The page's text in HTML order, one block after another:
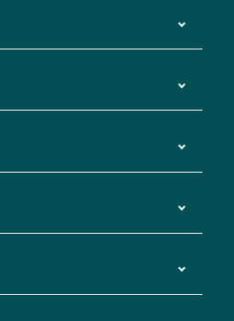
刻表
ロケーションシステム
CANばす
」（三重大学病院直通バ
・東京・埼玉
ふ頭駅～中部国際空港
いて
管理